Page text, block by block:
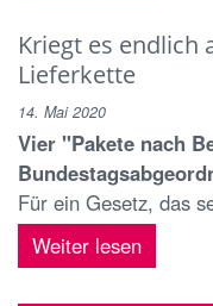
Kriegt es endlich
Lieferkette
14. Mai 2020
Vier "Pakete nach
Für ein Gesetz, das
Weiter lesen